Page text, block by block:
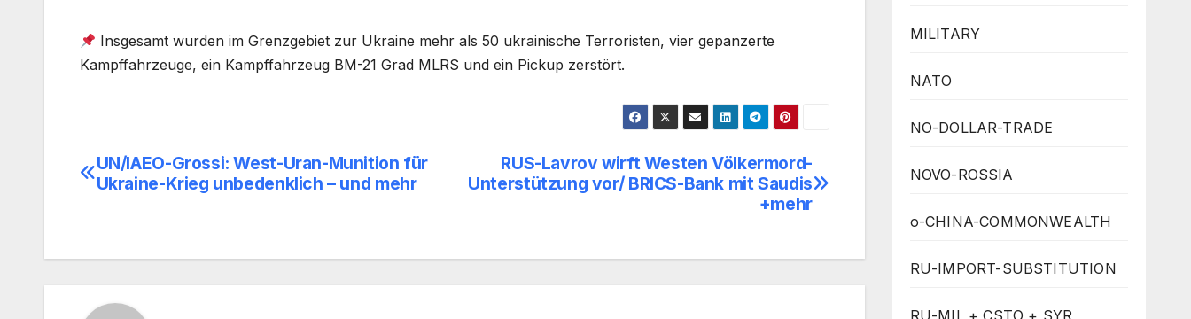
Insgesamt wurden im Grenzgebiet zur Ukraine mehr als 50 ukrainische Terroristen, vier gepanzerte
Kampffahrzeuge, ein Kampffahrzeug BM-21 Grad MLRS und ein Pickup zerstört.
Beitragsnavigation
RUS-Lavrov wirft Westen Völkermord-
Unterstützung vor/ BRICS-Bank mit Saudis
+mehr
UN/IAEO-Grossi: West-Uran-Munition für
Ukraine-Krieg unbedenklich – und mehr
MILITARY
NATO
NO-DOLLAR-TRADE
NOVO-ROSSIA
o-CHINA-COMMONWEALTH
RU-IMPORT-SUBSTITUTION
RU-MIL + CSTO + SYR